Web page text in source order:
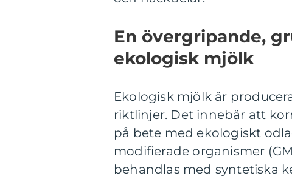
En övergripande,
ekologisk mjölk
Ekologisk mjölk är
riktlinjer. Det innebär att
på bete med ekologiskt
modifierade organismer
behandlas med syntetiska